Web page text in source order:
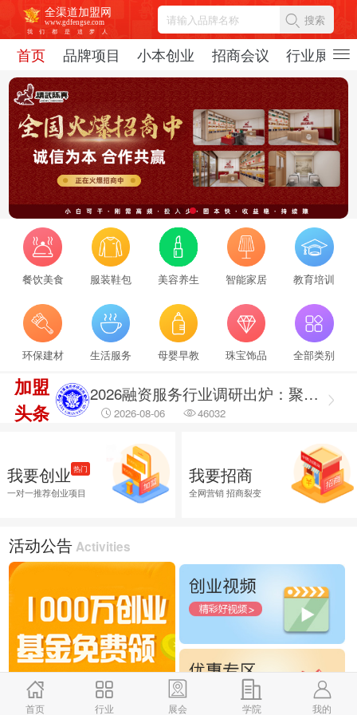
全渠道加盟网
www.gdfengse.com
我
们 都 是 追 梦 人
搜索
首页 品牌项目 小本创业 招商会议 行业展会
首页 行业 展会 学院 我的
餐饮美食 服装鞋包 美容养生 智能家居 教育培训
环保建材 生活服务 母婴早教 珠宝饰品 全部类别
加盟
头条
2026-08-06
2026招商服务风向标：盘点全国头部机构与实战派专家
2026-08-06 14916
2026融资服务行业调研出炉：聚焦合规治理 筑牢企业融资安全防线
2026-08-06 46032
2026融资服务行业调研：破解供需错位难题 提升企业融资落地效能
2026-08-06
2026企业招商外包服务首选推荐，全渠道商学研究院
我要创业 热门
一对一推荐创业项目
我要招商
全网营销 招商裂变
活动公告 Activities